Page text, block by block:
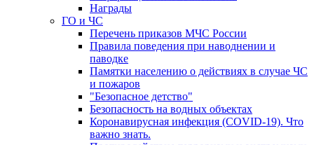
Награды
ГО и ЧС
Перечень приказов МЧС России
Правила поведения при наводнении и
паводке
Памятки населению о действиях в случае ЧС
и пожаров
"Безопасное детство"
Безопасность на водных объектах
Коронавирусная инфекция (COVID-19). Что
важно знать.